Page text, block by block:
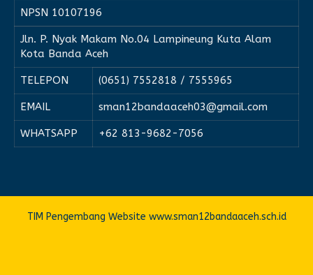
NPSN 10107196
Jln. P. Nyak Makam No.04 Lampineung Kuta Alam
Kota Banda Aceh
TELEPON (0651) 7552818 / 7555965
EMAIL sman12bandaaceh03@gmail.com
WHATSAPP +62 813-9682-7056
TIM Pengembang Website www.sman12bandaaceh.sch.id